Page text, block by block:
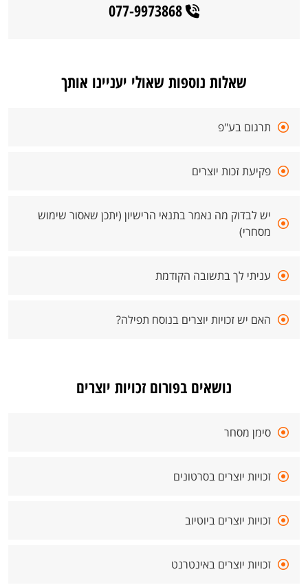
077-9973868
שאלות נוספות שאולי יעניינו אותך
תרגום בע"פ
פקיעת זכות יוצרים
יש לבדוק מה נאמר בתנאי הרישיון (יתכן שאסור שימוש
מסחרי)
עניתי לך בתשובה הקודמת
האם יש זכויות יוצרים בנוסח תפילה?
נושאים בפורום זכויות יוצרים
סימן מסחר
זכויות יוצרים בסרטונים
זכויות יוצרים ביוטיוב
זכויות יוצרים באינטרנט